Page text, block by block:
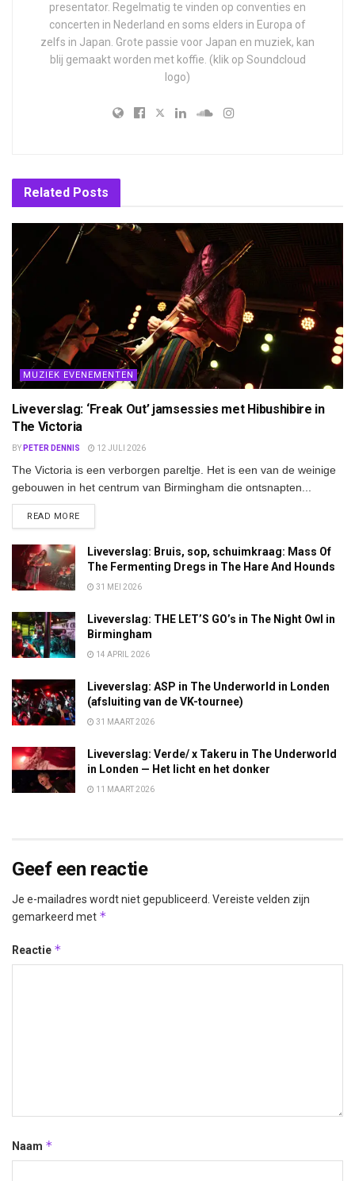
presentator. Regelmatig te vinden op conventies en
concerten in Nederland en soms elders in Europa of
zelfs in Japan. Grote passie voor Japan en muziek, kan
blij gemaakt worden met koffie. (klik op Soundcloud
logo)
Related Posts
MUZIEK EVENEMENTEN
Liveverslag: ‘Freak Out’ jamsessies met Hibushibire in
The Victoria
BY PETER DENNIS 12 JULI 2026
The Victoria is een verborgen pareltje. Het is een van de weinige
gebouwen in het centrum van Birmingham die ontsnapten...
READ MOREDETAILS
Liveverslag: Bruis, sop, schuimkraag: Mass Of
The Fermenting Dregs in The Hare And Hounds
31 MEI 2026
Liveverslag: THE LET’S GO’s in The Night Owl in
Birmingham
14 APRIL 2026
Liveverslag: ASP in The Underworld in Londen
(afsluiting van de VK-tournee)
31 MAART 2026
Liveverslag: Verde/ x Takeru in The Underworld
in Londen — Het licht en het donker
11 MAART 2026
Geef een reactie
Je e-mailadres wordt niet gepubliceerd. Vereiste velden zijn
gemarkeerd met *
Reactie *
Naam *